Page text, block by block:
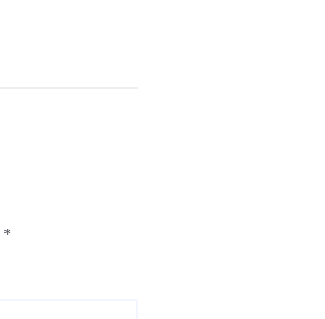
*